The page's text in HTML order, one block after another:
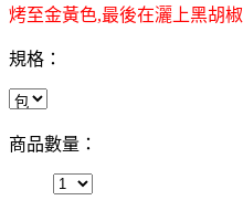
烤至金黃色,最後在灑上黑胡椒
規格：
商品數量：